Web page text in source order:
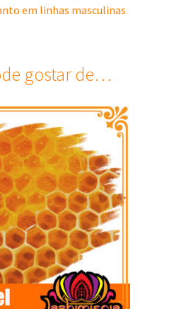
em linhas masculinas
gostar de…